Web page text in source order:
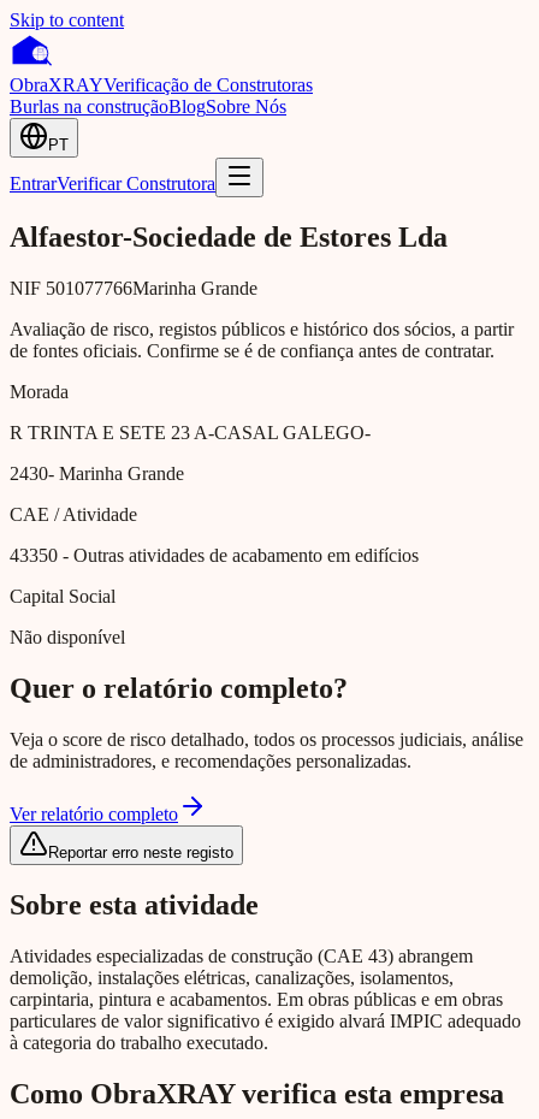
Skip to content
ObraXRAYVerificação de Construtoras
Burlas na construçãoBlogSobre Nós
PT
EntrarVerificar Construtora
Alfaestor-Sociedade de Estores Lda
NIF 501077766Marinha Grande
Avaliação de risco, registos públicos e histórico dos sócios, a partir
de fontes oficiais. Confirme se é de confiança antes de contratar.
Morada
R TRINTA E SETE 23 A-CASAL GALEGO-
2430- Marinha Grande
CAE / Atividade
43350 - Outras atividades de acabamento em edifícios
Capital Social
Não disponível
Quer o relatório completo?
Veja o score de risco detalhado, todos os processos judiciais, análise
de administradores, e recomendações personalizadas.
Ver relatório completo
Reportar erro neste registo
Sobre esta atividade
Atividades especializadas de construção (CAE 43) abrangem
demolição, instalações elétricas, canalizações, isolamentos,
carpintaria, pintura e acabamentos. Em obras públicas e em obras
particulares de valor significativo é exigido alvará IMPIC adequado
à categoria do trabalho executado.
Como ObraXRAY verifica esta empresa